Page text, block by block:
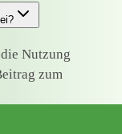
Nutzung
zum